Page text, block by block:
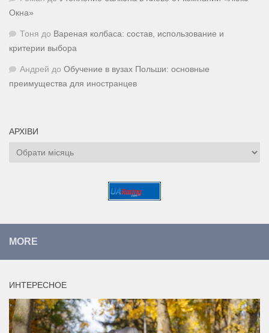
Окна»
Тоня до Вареная колбаса: состав, использование и
критерии выбора
Андрей до Обучение в вузах Польши: основные
преимущества для иностранцев
АРХІВИ
Архіви
MORE
ИНТЕРЕСНОЕ